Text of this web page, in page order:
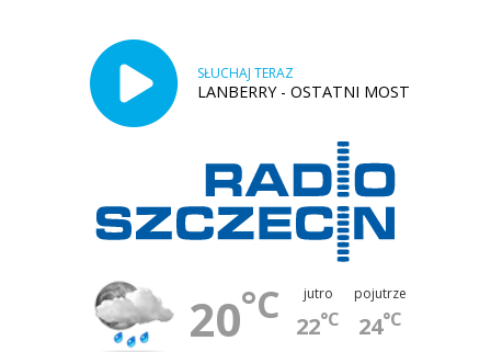
SŁUCHAJ TERAZ
LANBERRY - OSTATNI MOST
20°C jutro
22°C
pojutrze
24°C